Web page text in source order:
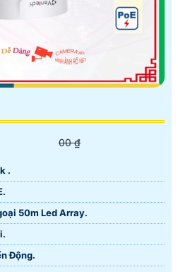
00 ₫
.
50m Led Array.
Động.